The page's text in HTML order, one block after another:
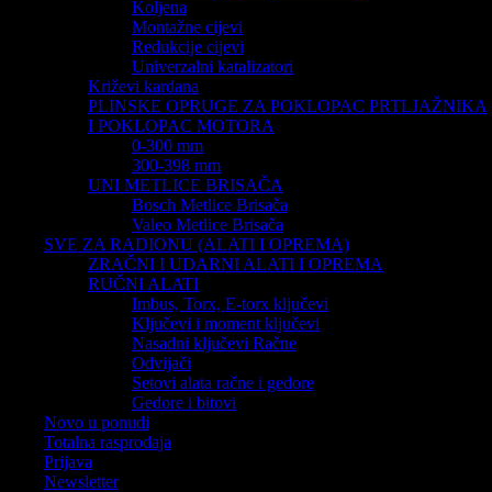
Koljena
Montažne cijevi
Redukcije cijevi
Univerzalni katalizatori
Križevi kardana
PLINSKE OPRUGE ZA POKLOPAC PRTLJAŽNIKA
I POKLOPAC MOTORA
0-300 mm
300-398 mm
UNI METLICE BRISAČA
Bosch Metlice Brisača
Valeo Metlice Brisača
SVE ZA RADIONU (ALATI I OPREMA)
ZRAČNI I UDARNI ALATI I OPREMA
RUČNI ALATI
Imbus, Torx, E-torx ključevi
Ključevi i moment ključevi
Nasadni ključevi Račne
Odvijači
Setovi alata račne i gedore
Gedore i bitovi
Novo u ponudi
Totalna rasprodaja
Prijava
Newsletter